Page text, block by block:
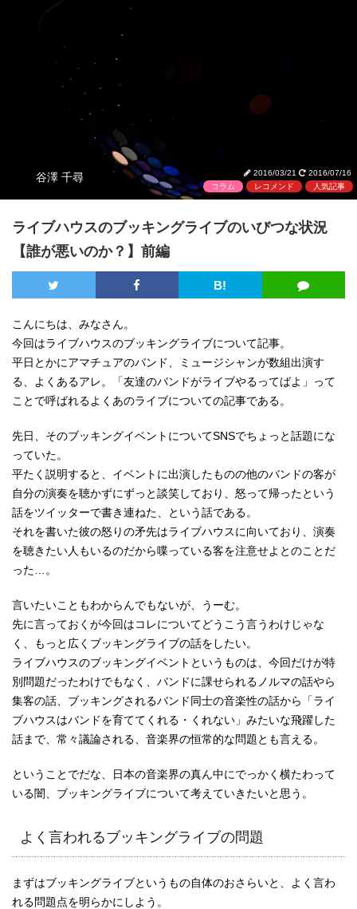
谷澤 千尋 2016/03/21
2016/07/16
コラム
レコメンド 人気記事
ライブハウスのブッキングライブのいびつな状況
【誰が悪いのか？】前編
B!
こんにちは、みなさん。
今回はライブハウスのブッキングライブについて記事。
平日とかにアマチュアのバンド、ミュージシャンが数組出演す
る、よくあるアレ。「友達のバンドがライブやるってばよ」って
ことで呼ばれるよくあのライブについての記事である。
先日、そのブッキングイベントについてSNSでちょっと話題にな
っていた。
平たく説明すると、イベントに出演したものの他のバンドの客が
自分の演奏を聴かずにずっと談笑しており、怒って帰ったという
話をツイッターで書き連ねた、という話である。
それを書いた彼の怒りの矛先はライブハウスに向いており、演奏
を聴きたい人もいるのだから喋っている客を注意せよとのことだ
った…。
言いたいこともわからんでもないが、うーむ。
先に言っておくが今回はコレについてどうこう言うわけじゃな
く、もっと広くブッキングライブの話をしたい。
ライブハウスのブッキングイベントというものは、今回だけが特
別問題だったわけでもなく、バンドに課せられるノルマの話やら
集客の話、ブッキングされるバンド同士の音楽性の話から「ライ
ブハウスはバンドを育ててくれる・くれない」みたいな飛躍した
話まで、常々議論される、音楽界の恒常的な問題とも言える。
ということでだな、日本の音楽界の真ん中にでっかく横たわって
いる闇、ブッキングライブについて考えていきたいと思う。
よく言われるブッキングライブの問題
まずはブッキングライブというもの自体のおさらいと、よく言わ
れる問題点を明らかにしよう。